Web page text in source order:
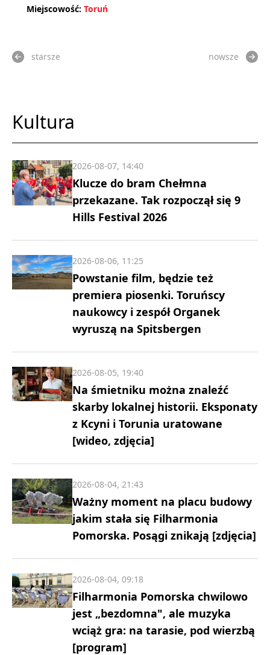
Miejscowość: Toruń
starsze nowsze
Kultura
Klucze do bram Chełmna
przekazane. Tak rozpoczął się 9
Hills Festival 2026
2026-08-07, 14:40
Powstanie film, będzie też
premiera piosenki. Toruńscy
naukowcy i zespół Organek
wyruszą na Spitsbergen
2026-08-06, 11:25
Na śmietniku można znaleźć
skarby lokalnej historii. Eksponaty
z Kcyni i Torunia uratowane
[wideo, zdjęcia]
2026-08-05, 19:40
Ważny moment na placu budowy
jakim stała się Filharmonia
Pomorska. Posągi znikają [zdjęcia]
2026-08-04, 21:43
Filharmonia Pomorska chwilowo
jest „bezdomna", ale muzyka
wciąż gra: na tarasie, pod wierzbą
[program]
2026-08-04, 09:18